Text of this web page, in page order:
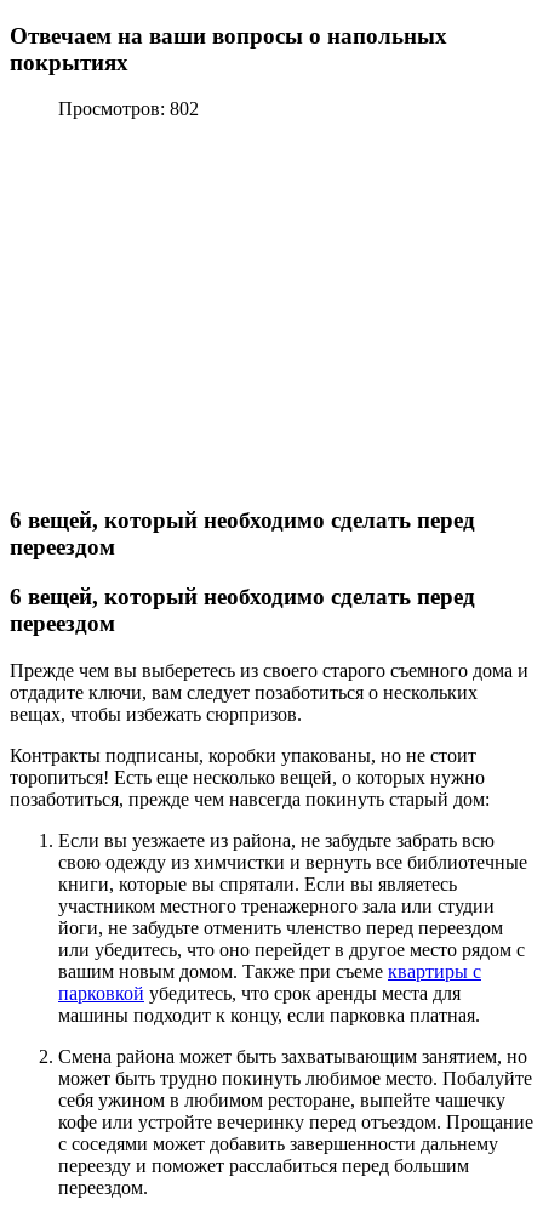
Отвечаем на ваши вопросы о напольных
покрытиях
Просмотров: 802
6 вещей, который необходимо сделать перед
переездом
6 вещей, который необходимо сделать перед
переездом
Прежде чем вы выберетесь из своего старого съемного дома и
отдадите ключи, вам следует позаботиться о нескольких
вещах, чтобы избежать сюрпризов.
Контракты подписаны, коробки упакованы, но не стоит
торопиться! Есть еще несколько вещей, о которых нужно
позаботиться, прежде чем навсегда покинуть старый дом:
Если вы уезжаете из района, не забудьте забрать всю
свою одежду из химчистки и вернуть все библиотечные
книги, которые вы спрятали. Если вы являетесь
участником местного тренажерного зала или студии
йоги, не забудьте отменить членство перед переездом
или убедитесь, что оно перейдет в другое место рядом с
вашим новым домом. Также при съеме квартиры с
парковкой убедитесь, что срок аренды места для
машины подходит к концу, если парковка платная.
Смена района может быть захватывающим занятием, но
может быть трудно покинуть любимое место. Побалуйте
себя ужином в любимом ресторане, выпейте чашечку
кофе или устройте вечеринку перед отъездом. Прощание
с соседями может добавить завершенности дальнему
переезду и поможет расслабиться перед большим
переездом.